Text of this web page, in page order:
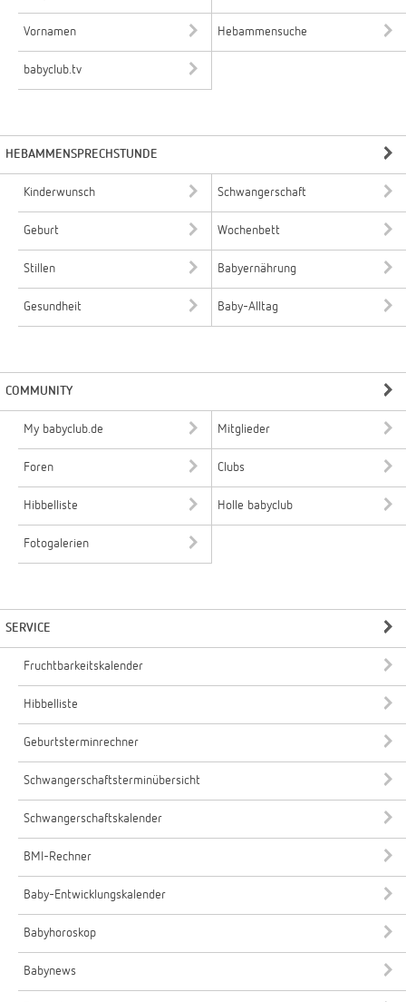
Vornamen Hebammensuche
babyclub.tv
HEBAMMENSPRECHSTUNDE
Kinderwunsch Schwangerschaft
Geburt Wochenbett
Stillen Babyernährung
Gesundheit Baby-Alltag
COMMUNITY
My babyclub.de Mitglieder
Foren Clubs
Hibbelliste Holle babyclub
Fotogalerien
SERVICE
Fruchtbarkeitskalender
Hibbelliste
Geburtsterminrechner
Schwangerschaftsterminübersicht
Schwangerschaftskalender
BMI-Rechner
Baby-Entwicklungskalender
Babyhoroskop
Babynews